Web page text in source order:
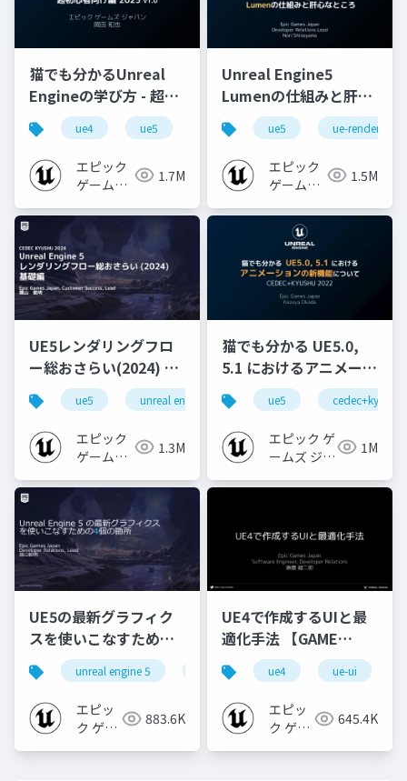
猫でも分かるUnreal
Engineの学び方 - 超初
心者向け編 - 2023 v1.0
ue4 ue5 ue-beginner
エピック
ゲームズ
1.7M
Unreal Engine5
Lumenの仕組みと肝心
なところ
ue5 ue-rendering
エピック
ゲームズ
1.5M
UE5レンダリングフロ
ー総おさらい(2024) 基
礎編！
[CEDEC+KYUSHU
2024]
ue5 unreal engine ue-rendering
エピック
ゲームズ
1.3M
猫でも分かる UE5.0,
5.1 におけるアニメーシ
ョンの新機能について
【CEDEC+KYUSHU
2022】
ue5 cedec+kyushu
エピック ゲ
ームズ ジャ
1M
UE5の最新グラフィク
スを使いこなすための4
個の勘所
[CEDEC+KYUSHU
2023]
unreal engine 5 cedec cedec+kyushu
エピッ
ク ゲー
883.6K
UE4で作成するUIと最
適化手法 【GAME
CREATORS
CONFERENCE '20】
ue4 ue-ui
エピッ
ク ゲー
645.4K